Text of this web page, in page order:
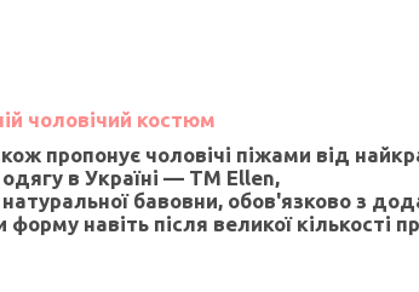
чоловічий костюм
пропонує чоловічі піжами від
в Україні — ТМ Ellen,
бавовни, обов'язково з
навіть після великої кількості